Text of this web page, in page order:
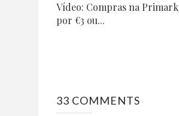
Vídeo: Compras na Primark
por €3 ou...
33 COMMENTS